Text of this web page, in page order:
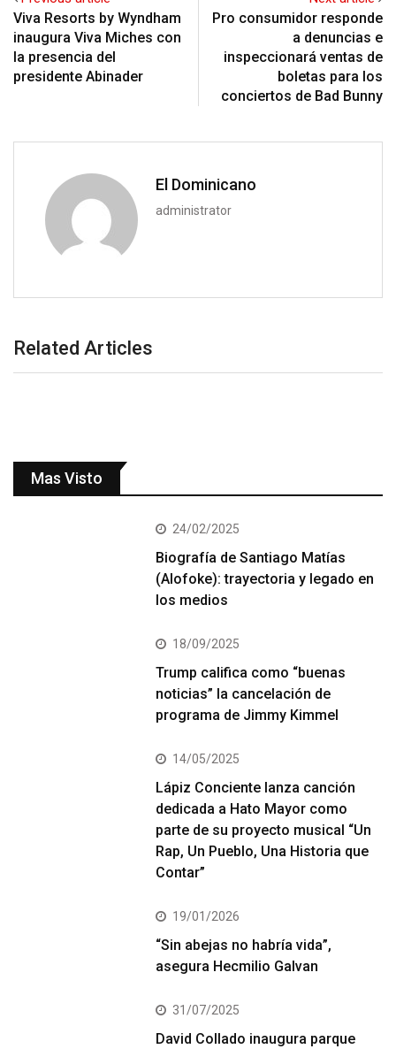
Viva Resorts by Wyndham
inaugura Viva Miches con
la presencia del
presidente Abinader
Pro consumidor responde
a denuncias e
inspeccionará ventas de
boletas para los
conciertos de Bad Bunny
El Dominicano
administrator
Related Articles
Mas Visto
24/02/2025
Biografía de Santiago Matías
(Alofoke): trayectoria y legado en
los medios
18/09/2025
Trump califica como “buenas
noticias” la cancelación de
programa de Jimmy Kimmel
14/05/2025
Lápiz Conciente lanza canción
dedicada a Hato Mayor como
parte de su proyecto musical “Un
Rap, Un Pueblo, Una Historia que
Contar”
19/01/2026
“Sin abejas no habría vida”,
asegura Hecmilio Galvan
31/07/2025
David Collado inaugura parque